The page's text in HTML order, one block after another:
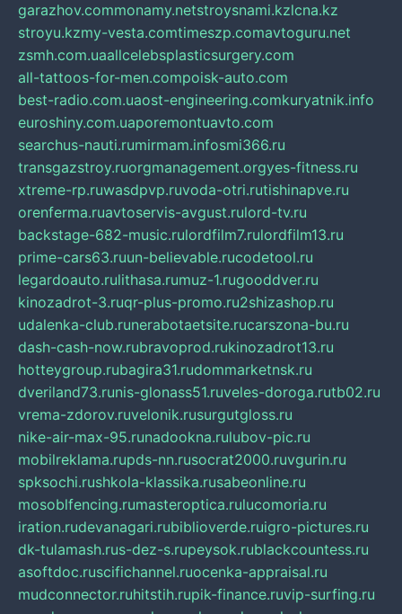
garazhov.commonamy.netstroysnami.kzlcna.kz
stroyu.kzmy-vesta.comtimeszp.comavtoguru.net
zsmh.com.uaallcelebsplasticsurgery.com
all-tattoos-for-men.compoisk-auto.com
best-radio.com.uaost-engineering.comkuryatnik.info
euroshiny.com.uaporemontuavto.com
searchus-nauti.rumirmam.infosmi366.ru
transgazstroy.ruorgmanagement.orgyes-fitness.ru
xtreme-rp.ruwasdpvp.ruvoda-otri.rutishinapve.ru
orenferma.ruavtoservis-avgust.rulord-tv.ru
backstage-682-music.rulordfilm7.rulordfilm13.ru
prime-cars63.ruun-believable.rucodetool.ru
legardoauto.rulithasa.rumuz-1.rugooddver.ru
kinozadrot-3.ruqr-plus-promo.ru2shizashop.ru
udalenka-club.runerabotaetsite.rucarszona-bu.ru
dash-cash-now.rubravoprod.rukinozadrot13.ru
hotteygroup.rubagira31.rudommarketnsk.ru
dveriland73.runis-glonass51.ruveles-doroga.rutb02.ru
vrema-zdorov.ruvelonik.rusurgutgloss.ru
nike-air-max-95.runadookna.rulubov-pic.ru
mobilreklama.rupds-nn.rusocrat2000.ruvgurin.ru
spksochi.rushkola-klassika.rusabeonline.ru
mosoblfencing.rumasteroptica.rulucomoria.ru
iration.rudevanagari.rubiblioverde.ruigro-pictures.ru
dk-tulamash.rus-dez-s.rupeysok.rublackcountess.ru
asoftdoc.ruscifichannel.ruocenka-appraisal.ru
mudconnector.ruhitstih.rupik-finance.ruvip-surfing.ru